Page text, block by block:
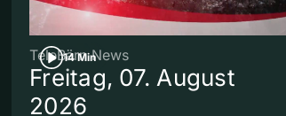
14 Min
TeleBärn News
Freitag, 07. August
2026